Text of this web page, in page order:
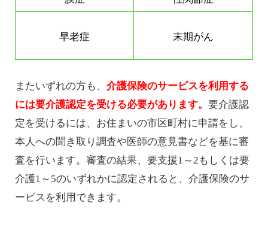
早老症 末期がん
またいずれの方も、 介護保険のサービスを利用する
には要介護認定を受ける必要があります。 要介護認
定を受けるには、お住まいの市区町村に申請をし、
本人への聞き取り調査や医師の意見書などを基に審
査を行います。審査の結果、要支援1～2もしくは要
介護1～5のいずれかに認定されると、介護保険のサ
ービスを利用できます。